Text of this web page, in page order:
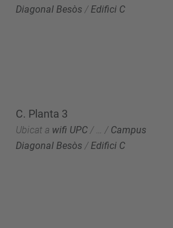
Diagonal Besòs / Edifici C
C. Planta 3
Ubicat a wifi UPC / … / Campus
Diagonal Besòs /Edifici C